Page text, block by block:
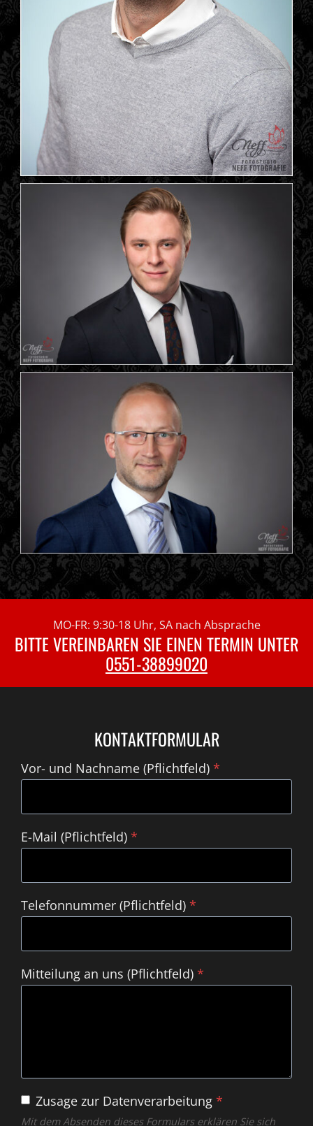
MO-FR: 9:30-18 Uhr, SA nach Absprache
BITTE VEREINBAREN SIE EINEN TERMIN UNTER
0551-38899020
KONTAKTFORMULAR
Vor- und Nachname (Pflichtfeld) *
E-Mail (Pflichtfeld) *
Telefonnummer (Pflichtfeld) *
Mitteilung an uns (Pflichtfeld) *
Zusage zur Datenverarbeitung *
Mit dem Absenden dieses Formulars erklären Sie sich